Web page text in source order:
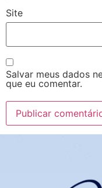
Site
Salvar meus dados
que eu comentar.